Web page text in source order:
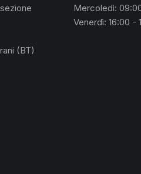
(BT)
Mercoledì:
Venerdì: 16:00 -